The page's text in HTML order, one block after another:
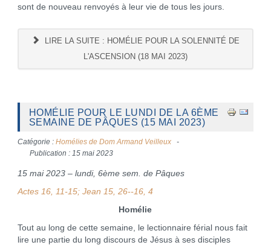
sont de nouveau renvoyés à leur vie de tous les jours.
LIRE LA SUITE : HOMÉLIE POUR LA SOLENNITÉ DE
L'ASCENSION (18 MAI 2023)
HOMÉLIE POUR LE LUNDI DE LA 6ÈME
SEMAINE DE PÂQUES (15 MAI 2023)
Catégorie : Homélies de Dom Armand Veilleux
Publication : 15 mai 2023
15 mai 2023 – lundi, 6ème sem. de Pâques
Actes 16, 11-15; Jean 15, 26--16, 4
Homélie
Tout au long de cette semaine, le lectionnaire férial nous fait
lire une partie du long discours de Jésus à ses disciples